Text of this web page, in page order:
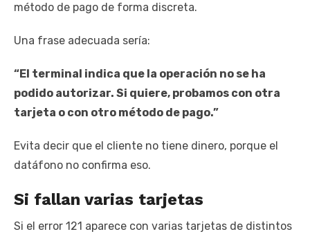
método de pago de forma discreta.
Una frase adecuada sería:
“El terminal indica que la operación no se ha
podido autorizar. Si quiere, probamos con otra
tarjeta o con otro método de pago.”
Evita decir que el cliente no tiene dinero, porque el
datáfono no confirma eso.
Si fallan varias tarjetas
Si el error 121 aparece con varias tarjetas de distintos